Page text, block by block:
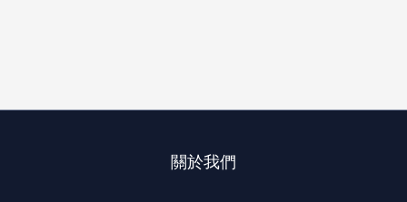
關於我們